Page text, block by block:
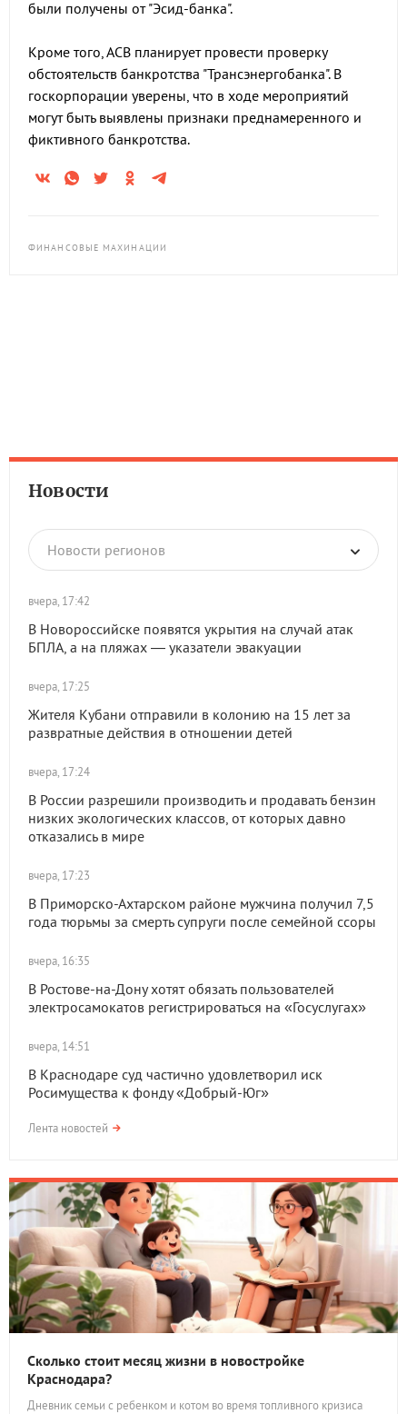
были получены от "Эсид-банка".
Кроме того, АСВ планирует провести проверку
обстоятельств банкротства "Трансэнергобанка". В
госкорпорации уверены, что в ходе мероприятий
могут быть выявлены признаки преднамеренного и
фиктивного банкротства.
ФИНАНСОВЫЕ МАХИНАЦИИ
Новости
Новости регионов
вчера, 17:42
В Новороссийске появятся укрытия на случай атак
БПЛА, а на пляжах — указатели эвакуации
вчера, 17:25
Жителя Кубани отправили в колонию на 15 лет за
развратные действия в отношении детей
вчера, 17:24
В России разрешили производить и продавать бензин
низких экологических классов, от которых давно
отказались в мире
вчера, 17:23
В Приморско-Ахтарском районе мужчина получил 7,5
года тюрьмы за смерть супруги после семейной ссоры
вчера, 16:35
В Ростове-на-Дону хотят обязать пользователей
электросамокатов регистрироваться на «Госуслугах»
вчера, 14:51
В Краснодаре суд частично удовлетворил иск
Росимущества к фонду «Добрый-Юг»
Лента новостей
Сколько стоит месяц жизни в новостройке
Краснодара?
Дневник семьи с ребенком и котом во время топливного кризиса